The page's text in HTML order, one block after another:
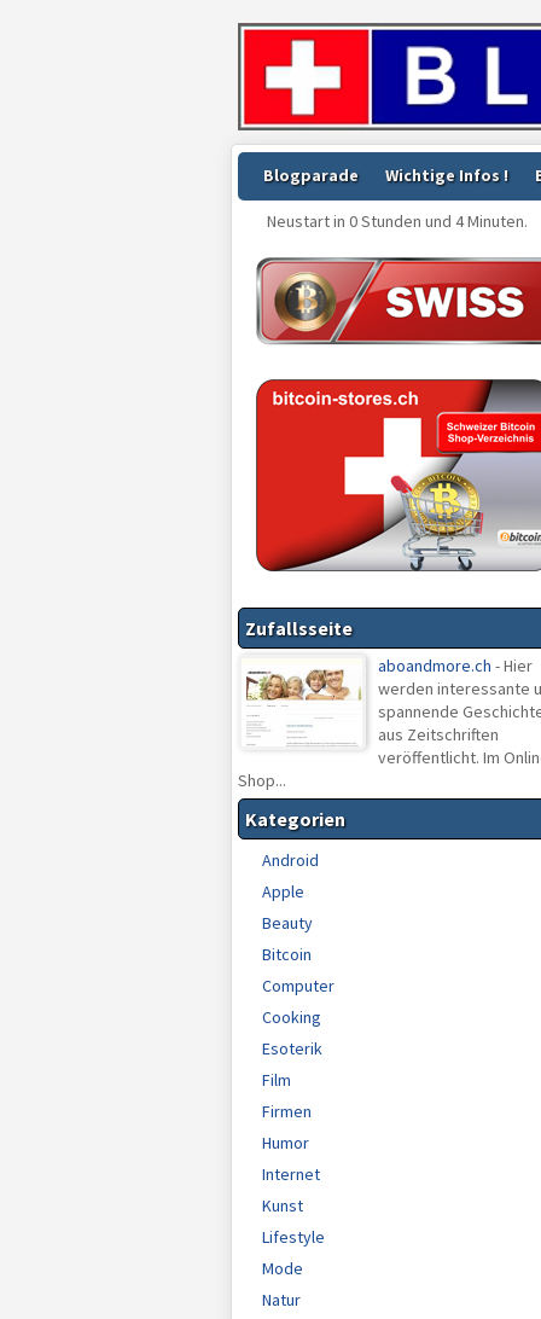
Blogparade Wichtige Infos !
Neustart in 0 Stunden und 4 Minuten.
Zufallsseite
aboandmore.ch - Hier
werden interessante
spannende
aus Zeitschriften
veröffentlicht. Im
Shop...
Kategorien
Android
Apple
Beauty
Bitcoin
Computer
Cooking
Esoterik
Film
Firmen
Humor
Internet
Kunst
Lifestyle
Mode
Natur